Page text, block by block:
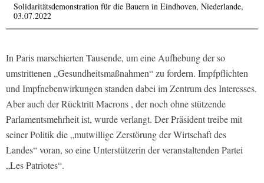
Solidaritätsdemonstration für die Bauern in Eindhoven, Niederlande,
03.07.2022
In Paris marschierten Tausende, um eine Aufhebung der so
umstrittenen „Gesundheitsmaßnahmen“ zu fordern. Impfpflichten
und Impfnebenwirkungen standen dabei im Zentrum des Interesses.
Aber auch der Rücktritt Macrons , der noch ohne stützende
Parlamentsmehrheit ist, wurde verlangt. Der Präsident treibe mit
seiner Politik die „mutwillige Zerstörung der Wirtschaft des
Landes“ voran, so eine Unterstützerin der veranstaltenden Partei
„Les Patriotes“.